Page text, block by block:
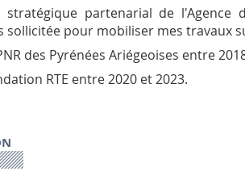
partenarial de l'Agence
sollicitée pour mobiliser mes travaux
des Pyrénées Ariégeoises entre
RTE entre 2020 et 2023.